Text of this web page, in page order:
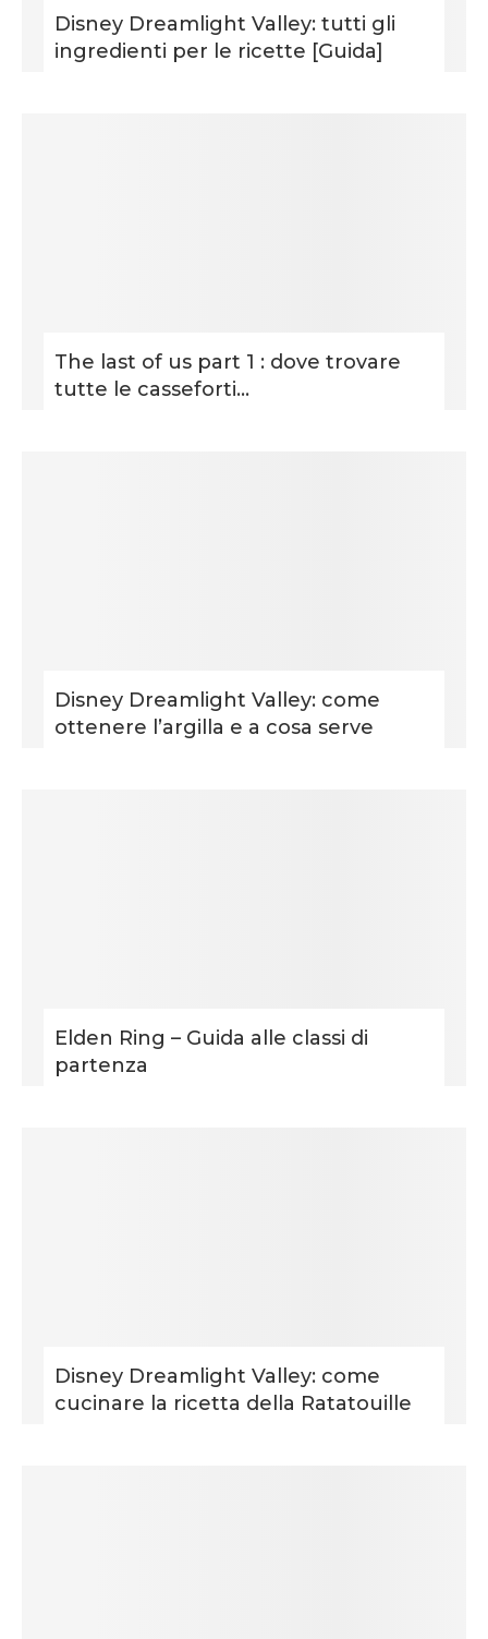
Disney Dreamlight Valley: tutti gli
ingredienti per le ricette [Guida]
The last of us part 1 : dove trovare
tutte le casseforti...
Disney Dreamlight Valley: come
ottenere l’argilla e a cosa serve
Elden Ring – Guida alle classi di
partenza
Disney Dreamlight Valley: come
cucinare la ricetta della Ratatouille